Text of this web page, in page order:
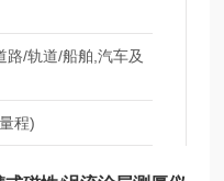
路/轨道/船舶,汽车及
程)